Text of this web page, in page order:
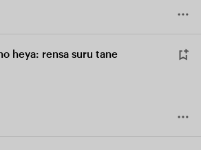
heya: rensa suru tane